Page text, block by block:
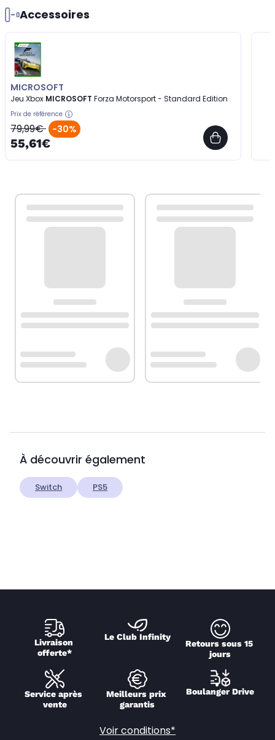
Accessoires
MICROSOFT
Jeu Xbox MICROSOFT Forza Motorsport - Standard Edition
Prix de référence
79,99€ -30%
55,61€
À découvrir également
Switch PS5
Livraison
offerte*
Le Club Infinity
Retours sous 15
jours
Service après
vente
Meilleurs prix
garantis
Boulanger Drive
Voir conditions*